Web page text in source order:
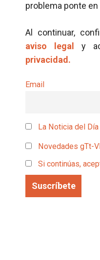
problema ponte en
Al continuar,
aviso legal
y
privacidad.
Email
La Noticia del Día
Novedades gTt-
Si continúas,